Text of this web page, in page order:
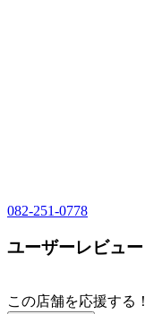
082-251-0778
ユーザーレビュー
この店舗を応援する！